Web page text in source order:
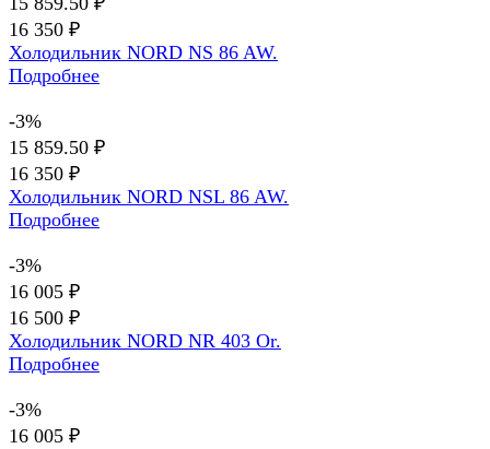
16 350 ₽
Холодильник NORD NS 86 AW.
Подробнее
-3%
15 859.50 ₽
16 350 ₽
Холодильник NORD NSL 86 AW.
Подробнее
-3%
16 005 ₽
16 500 ₽
Холодильник NORD NR 403 Or.
Подробнее
-3%
16 005 ₽